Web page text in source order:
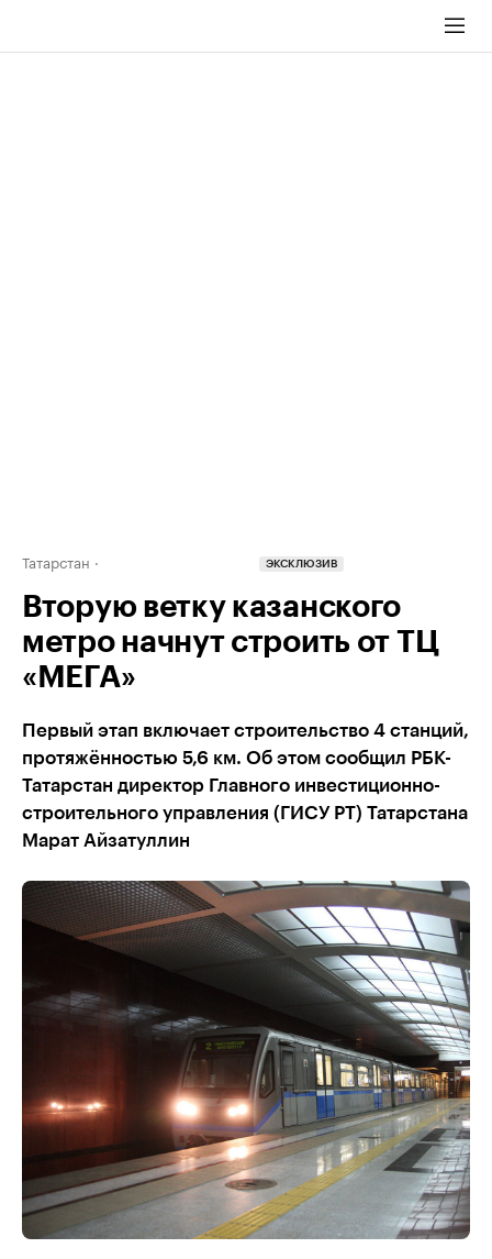
Татарстан ЭКСКЛЮЗИВ
Вторую ветку казанского
метро начнут строить от ТЦ
«МЕГА»
Первый этап включает строительство 4 станций,
протяжённостью 5,6 км. Об этом сообщил РБК-
Татарстан директор Главного инвестиционно-
строительного управления (ГИСУ РТ) Татарстана
Марат Айзатуллин